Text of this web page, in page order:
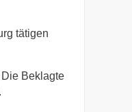
tätigen
Beklagte